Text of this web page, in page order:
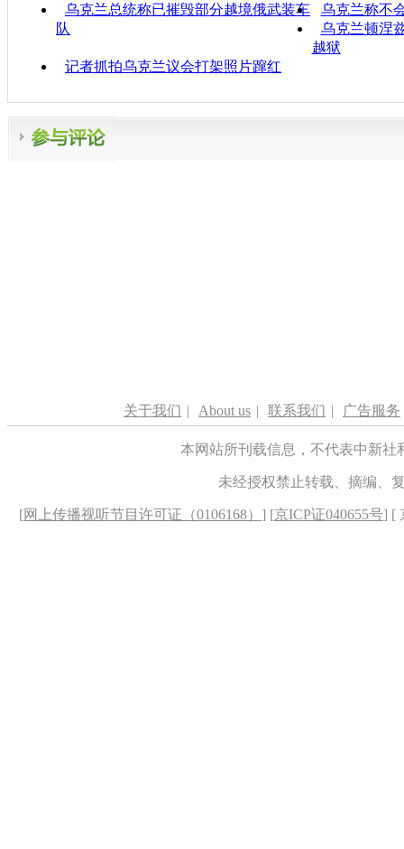
乌克兰总统称已摧毁部分越境俄武装车
队
乌克兰称不
乌克兰顿涅
越狱
记者抓拍乌克兰议会打架照片蹿红
关于我们 | About us | 联系我们 | 广告服务
本网站所刊载信息，不代表中新
未经授权禁止转载、摘编、
[网上传播视听节目许可证（0106168） ] [京ICP证040655号] [